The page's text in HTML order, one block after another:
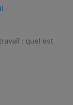
: quel est